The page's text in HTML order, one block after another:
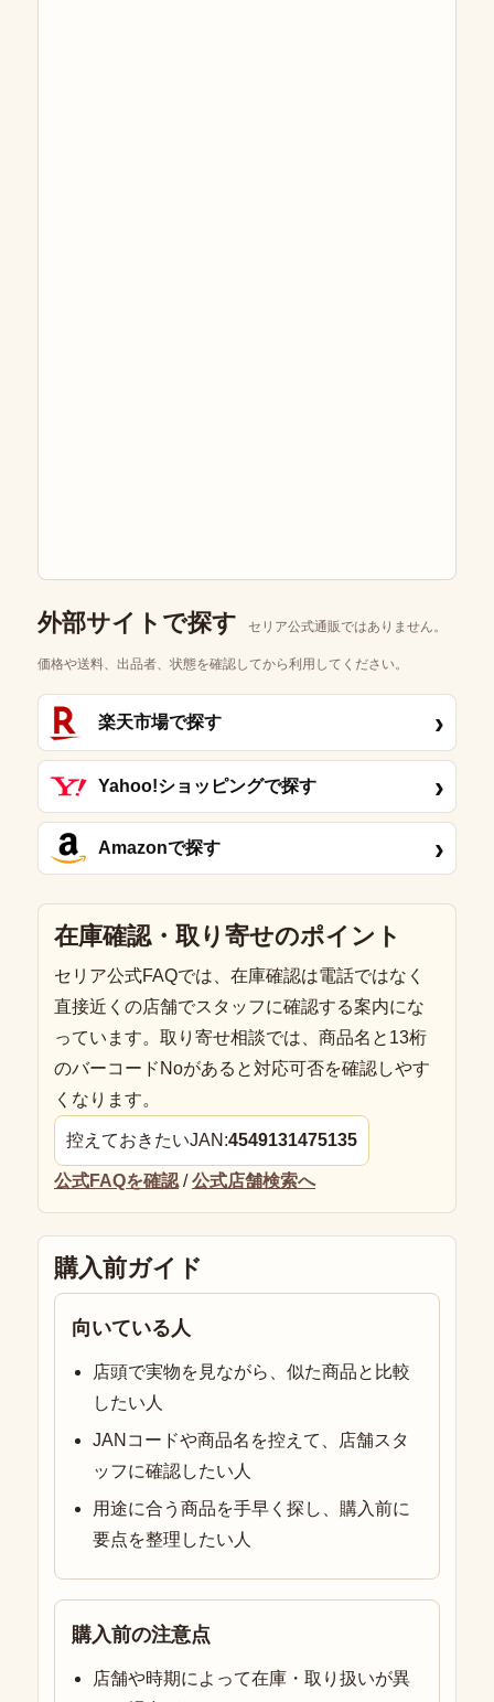
外部サイトで探す セリア公式通販ではありません。
価格や送料、出品者、状態を確認してから利用してください。
楽天市場で探す ›
Yahoo!ショッピングで探す ›
Amazonで探す ›
在庫確認・取り寄せのポイント
セリア公式FAQでは、在庫確認は電話ではなく
直接近くの店舗でスタッフに確認する案内にな
っています。取り寄せ相談では、商品名と13桁
のバーコードNoがあると対応可否を確認しやす
くなります。
控えておきたいJAN:4549131475135
公式FAQを確認 /公式店舗検索へ
購入前ガイド
向いている人
店頭で実物を見ながら、似た商品と比較
したい人
JANコードや商品名を控えて、店舗スタ
ッフに確認したい人
用途に合う商品を手早く探し、購入前に
要点を整理したい人
購入前の注意点
店舗や時期によって在庫・取り扱いが異